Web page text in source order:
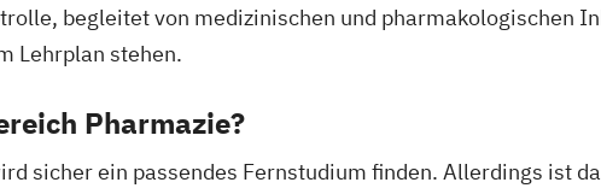
begleitet von medizinischen und pharmakologischen
Lehrplan stehen.
Pharmazie?
sicher ein passendes Fernstudium finden. Allerdings ist